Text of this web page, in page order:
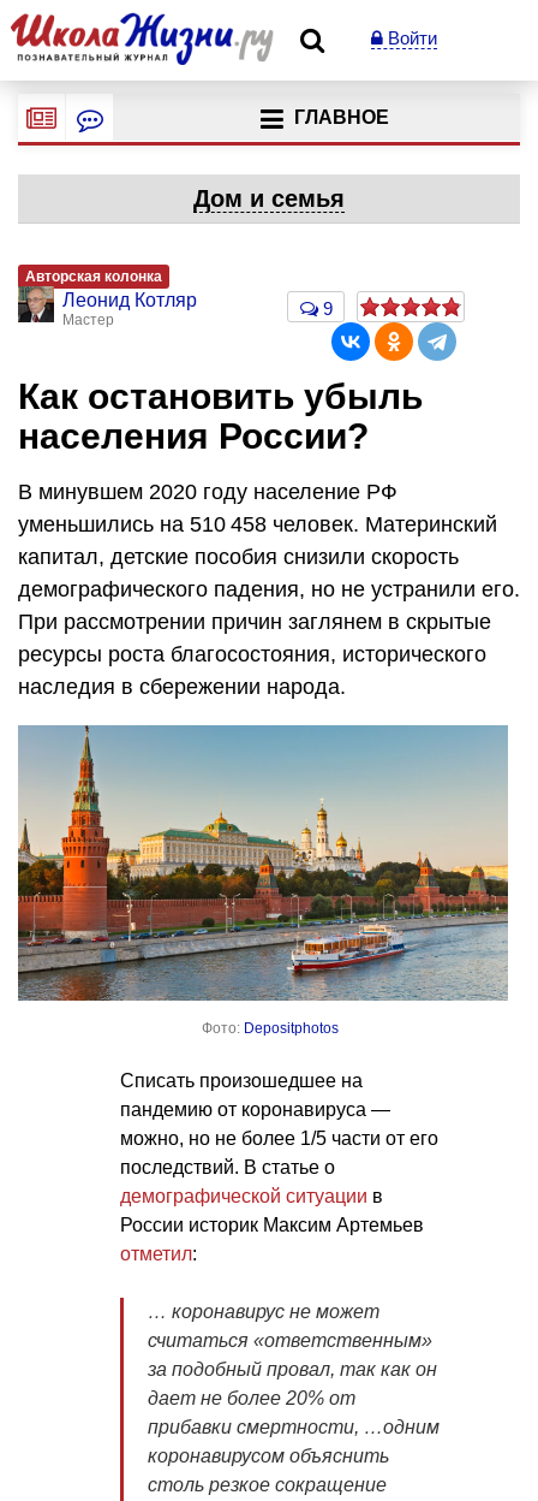
Войти
ГЛАВНОЕ
Дом и семья
Авторская колонка
Леонид Котляр
Мастер
9
Как остановить убыль
населения России?
В минувшем 2020 году население РФ
уменьшились на 510 458 человек. Материнский
капитал, детские пособия снизили скорость
демографического падения, но не устранили его.
При рассмотрении причин заглянем в скрытые
ресурсы роста благосостояния, исторического
наследия в сбережении народа.
Фото: Depositphotos
Списать произошедшее на
пандемию от коронавируса —
можно, но не более 1/5 части от его
последствий. В статье о
демографической ситуации в
России историк Максим Артемьев
отметил:
… коронавирус не может
считаться «ответственным»
за подобный провал, так как он
дает не более 20% от
прибавки смертности, …одним
коронавирусом объяснить
столь резкое сокращение